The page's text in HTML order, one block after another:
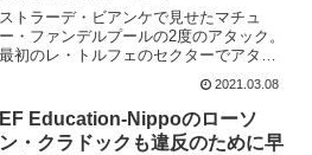
ストラーデ・ビアンケで見せたマチュ
ー・ファンデルプールの2度のアタック。
最初のレ・トルフェのセクターでアタッ
クした瞬間は、カメラが前から捉えてい
てグングン加速する様子がみられた。だ
が、最後のシエナのカンポ広場に至る、
最大勾配16%のサンタカ...
2021.03.08
EF Education-Nippoのローソ
ン・クラドックも違反のために早